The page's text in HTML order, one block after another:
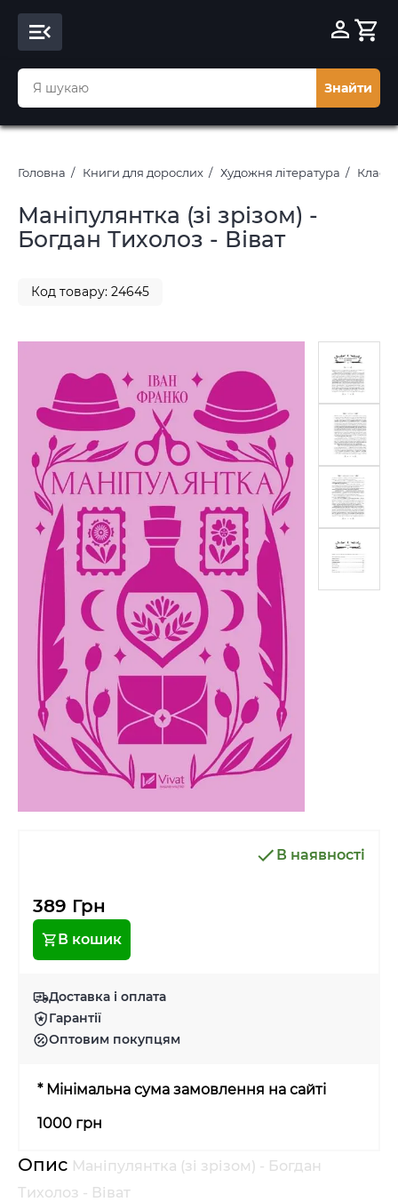
Знайти
Головна Книги для дорослих Художня література
Маніпулянтка (зі зрізом) -
Богдан Тихолоз - Віват
Код товару: 24645
В наявності
389 Грн
В кошик
Доставка і оплата
Гарантії
Оптовим покупцям
* Мінімальна сума замовлення на сайті
1000 грн
Опис Маніпулянтка (зі зрізом) - Богдан
Тихолоз - Віват